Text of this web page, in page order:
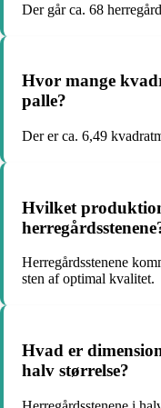
Der går ca. 68
Hvor mange
palle?
Der er ca. 6,49
Hvilket
Herregårdsstenene
sten af optimal kvalitet.
Hvad er
halv størrelse?